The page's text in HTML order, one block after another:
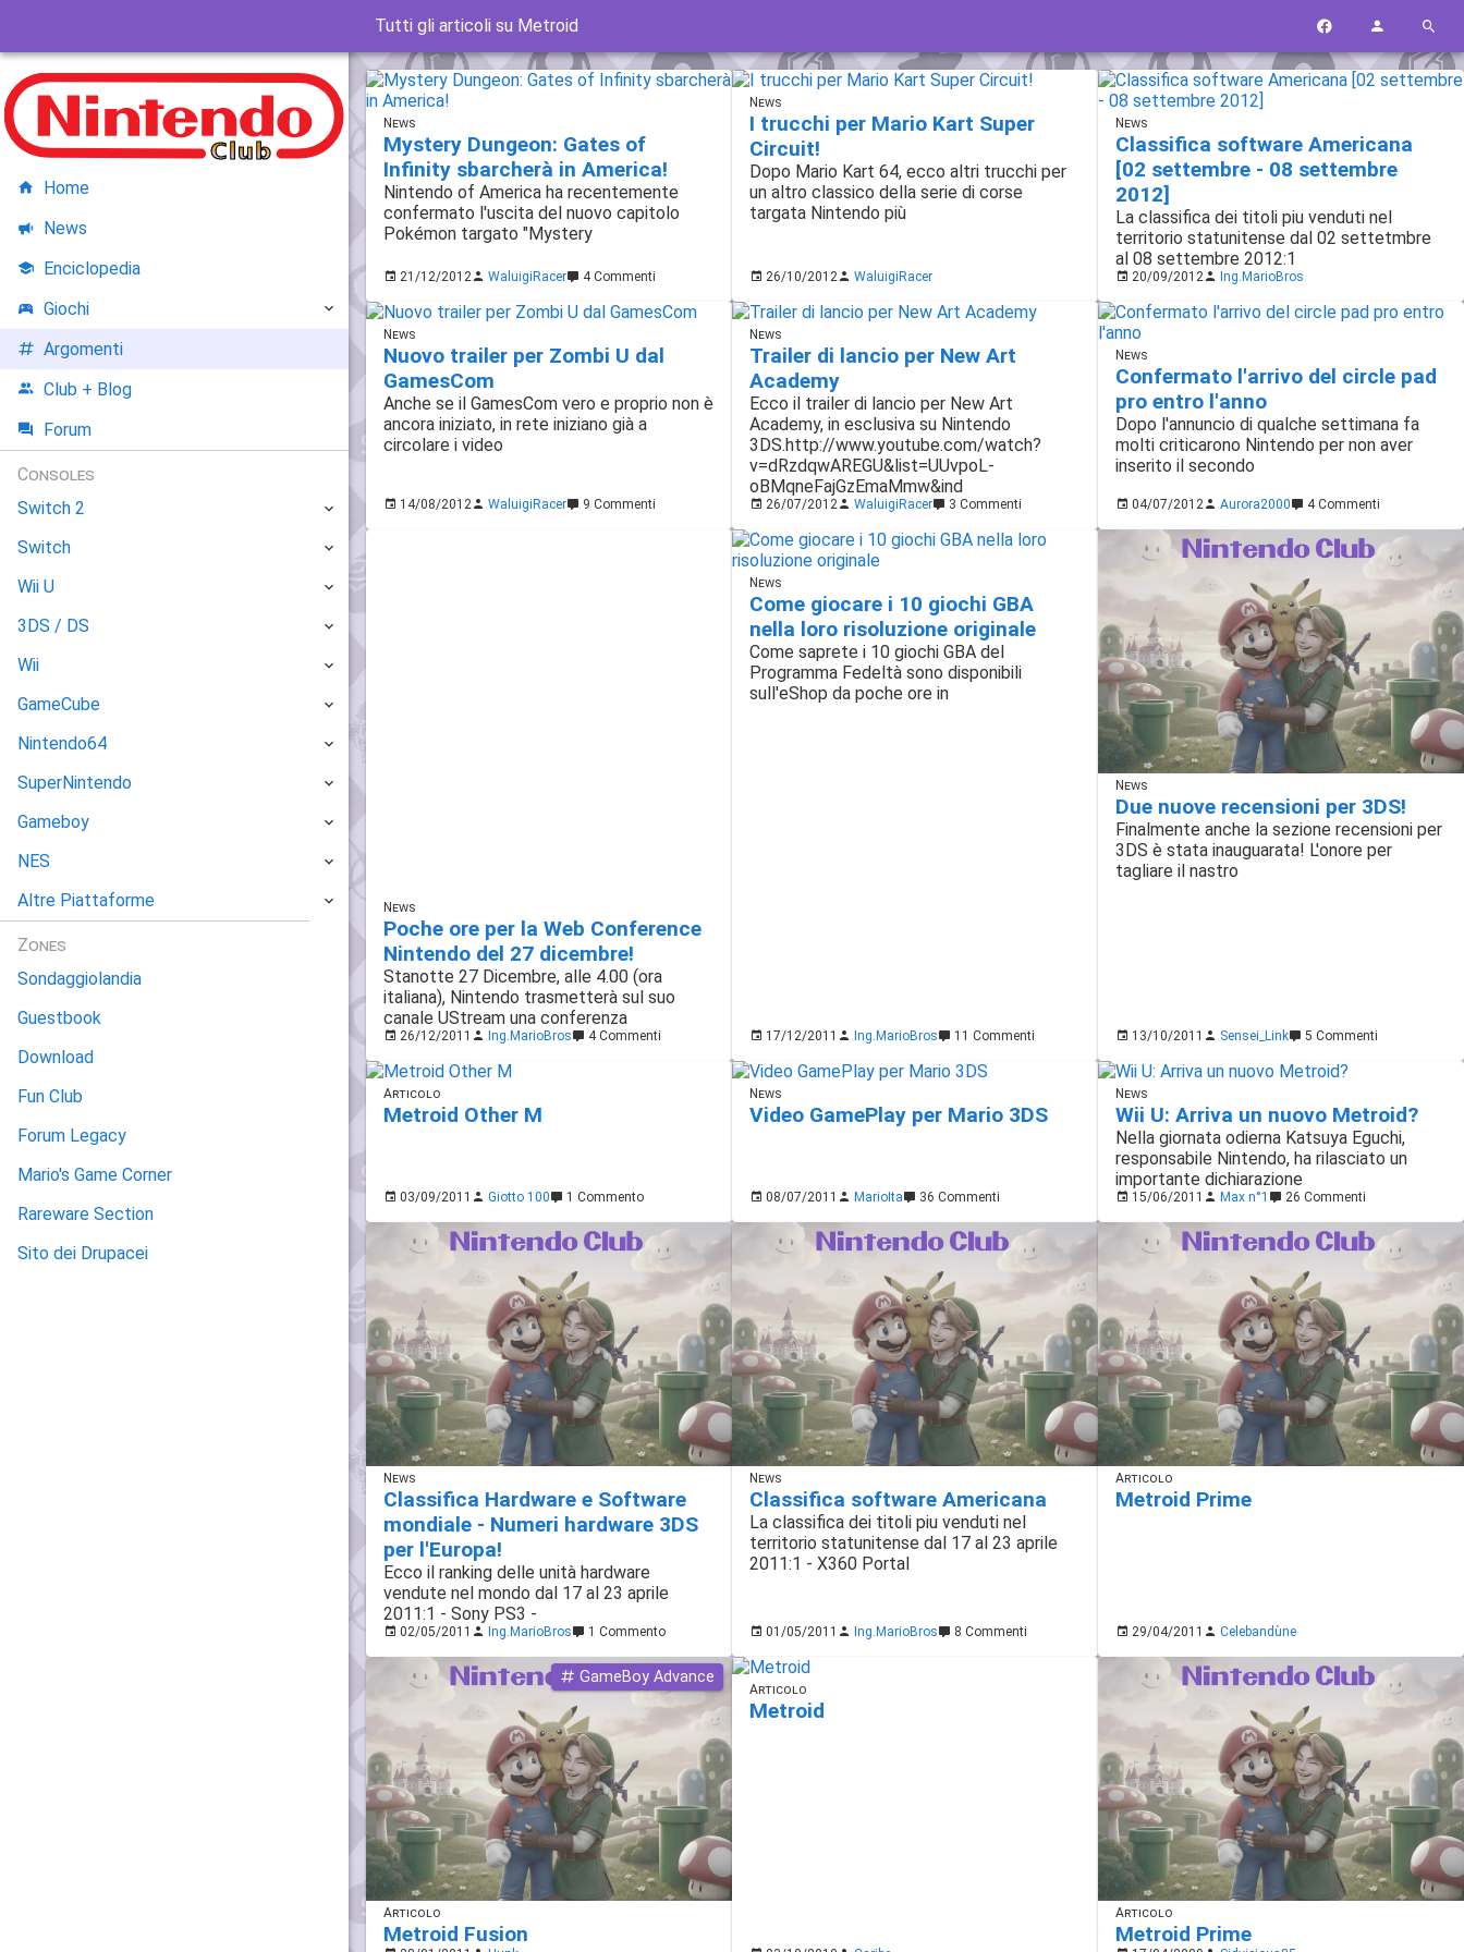
Tutti gli articoli su Metroid
News
Mystery Dungeon: Gates of
Infinity sbarcherà in America!
Nintendo of America ha recentemente
confermato l'uscita del nuovo capitolo
Pokémon targato "Mystery
21/12/2012 WaluigiRacer 4 Commenti
News
I trucchi per Mario Kart Super
Circuit!
Dopo Mario Kart 64, ecco altri trucchi per
un altro classico della serie di corse
targata Nintendo più
26/10/2012 WaluigiRacer
News
Classifica software Americana
[02 settembre - 08 settembre
2012]
La classifica dei titoli piu venduti nel
territorio statunitense dal 02 settetmbre
al 08 settembre 2012:1
20/09/2012 Ing.MarioBros
News
Nuovo trailer per Zombi U dal
GamesCom
Anche se il GamesCom vero e proprio non è
ancora iniziato, in rete iniziano già a
circolare i video
14/08/2012 WaluigiRacer 9 Commenti
News
Trailer di lancio per New Art
Academy
Ecco il trailer di lancio per New Art
Academy, in esclusiva su Nintendo
3DS.http://www.youtube.com/watch?
v=dRzdqwAREGU&list=UUvpoL-
oBMqneFajGzEmaMmw&ind
26/07/2012 WaluigiRacer 3 Commenti
News
Confermato l'arrivo del circle pad
pro entro l'anno
Dopo l'annuncio di qualche settimana fa
molti criticarono Nintendo per non aver
inserito il secondo
04/07/2012 Aurora2000 4 Commenti
News
Poche ore per la Web Conference
Nintendo del 27 dicembre!
Stanotte 27 Dicembre, alle 4.00 (ora
italiana), Nintendo trasmetterà sul suo
canale UStream una conferenza
26/12/2011 Ing.MarioBros 4 Commenti
News
Come giocare i 10 giochi GBA
nella loro risoluzione originale
Come saprete i 10 giochi GBA del
Programma Fedeltà sono disponibili
sull'eShop da poche ore in
17/12/2011 Ing.MarioBros 11 Commenti
News
Due nuove recensioni per 3DS!
Finalmente anche la sezione recensioni per
3DS è stata inauguarata! L'onore per
tagliare il nastro
13/10/2011 Sensei_Link 5 Commenti
Articolo
Metroid Other M
03/09/2011 Giotto 100 1 Commento
News
Video GamePlay per Mario 3DS
08/07/2011 MarioIta 36 Commenti
News
Wii U: Arriva un nuovo Metroid?
Nella giornata odierna Katsuya Eguchi,
responsabile Nintendo, ha rilasciato un
importante dichiarazione
15/06/2011 Max n°1 26 Commenti
News
Classifica Hardware e Software
mondiale - Numeri hardware 3DS
per l'Europa!
Ecco il ranking delle unità hardware
vendute nel mondo dal 17 al 23 aprile
2011:1 - Sony PS3 -
02/05/2011 Ing.MarioBros 1 Commento
News
Classifica software Americana
La classifica dei titoli piu venduti nel
territorio statunitense dal 17 al 23 aprile
2011:1 - X360 Portal
01/05/2011 Ing.MarioBros 8 Commenti
Articolo
Metroid Prime
29/04/2011 Celebandùne
Articolo
Metroid Fusion
GameBoy Advance
Articolo
Metroid
Articolo
Metroid Prime
Home
News
Enciclopedia
Giochi
Argomenti
Club + Blog
Forum
Consoles
Switch 2
Switch
Wii U
3DS / DS
Wii
GameCube
Nintendo64
SuperNintendo
Gameboy
NES
Altre Piattaforme
Zones
Sondaggiolandia
Guestbook
Download
Fun Club
Forum Legacy
Mario's Game Corner
Rareware Section
Sito dei Drupacei